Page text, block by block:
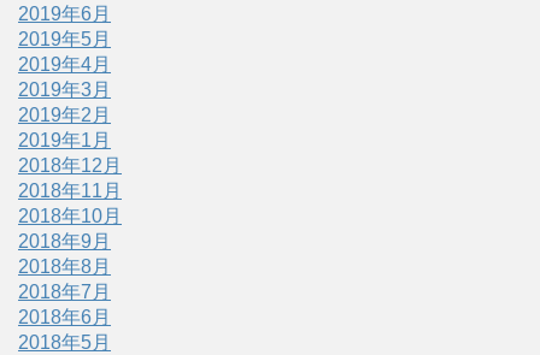
2019年6月
2019年5月
2019年4月
2019年3月
2019年2月
2019年1月
2018年12月
2018年11月
2018年10月
2018年9月
2018年8月
2018年7月
2018年6月
2018年5月